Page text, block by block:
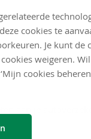
cookies te
Je kunt de
weigeren.
cookies
verzekerd door